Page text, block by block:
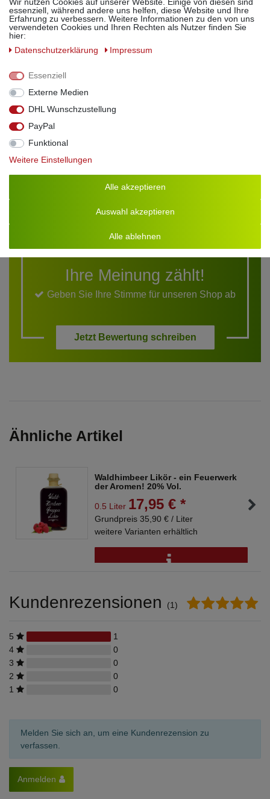
Verkehrsbezeichnung:Likör
Alkoholgehalt:
Ihre Meinung zählt!
Geben Sie Ihre Stimme für unseren Shop ab
Jetzt Bewertung schreiben
Ähnliche Artikel
Waldhimbeer Likör - ein Feuerwerk
der Aromen! 20% Vol.
0.5 Liter 17,95 € *
Grundpreis 35,90 € / Liter
weitere Varianten erhältlich
Kundenrezensionen (1)
5
1
4
0
3
0
2
0
1
0
Melden Sie sich an, um eine Kundenrezension zu
verfassen.
Anmelden
essenziell, während andere uns helfen, diese Website und Ihre
Erfahrung zu verbessern. Weitere Informationen zu den von uns
verwendeten Cookies und Ihren Rechten als Nutzer finden Sie
hier:
Daten­schutz­erklärung
Impressum
Essenziell
Externe Medien
DHL Wunschzustellung
PayPal
Funktional
Weitere Einstellungen
Alle akzeptieren
Auswahl akzeptieren
Alle ablehnen